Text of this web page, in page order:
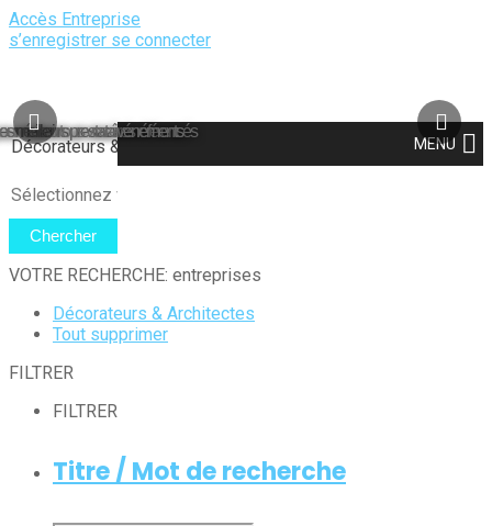
Accès Entreprise
s’enregistrer se connecter
MENU
meilleurs prestataires référencés
réussir tous vos événements
VOTRE RECHERCHE: entreprises
Décorateurs & Architectes
Tout supprimer
FILTRER
FILTRER
Titre / Mot de recherche